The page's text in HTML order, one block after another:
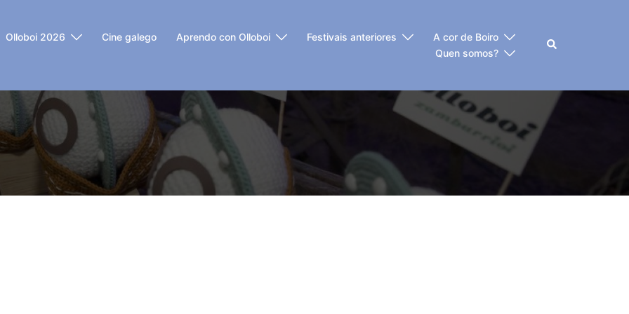
Olloboi 2026 Cine galego Aprendo con Olloboi Festivais anteriores
A cor de Boiro
Quen somos?
Buscar